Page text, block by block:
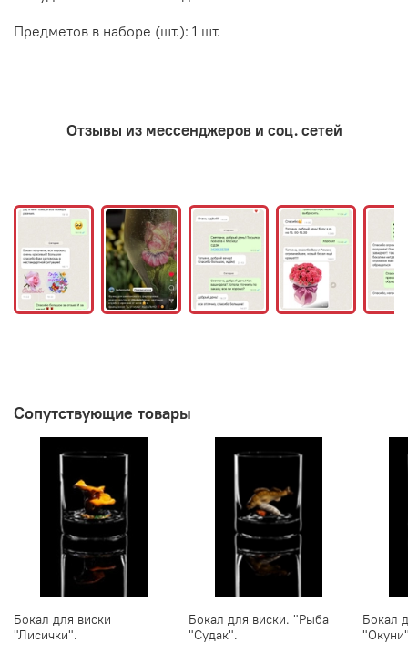
Предметов в наборе (шт.): 1 шт.
Отзывы из мессенджеров и соц. сетей
Сопутствующие товары
Бокал для виски
"Лисички".
Бокал для виски. "Рыба
"Судак".
Бокал